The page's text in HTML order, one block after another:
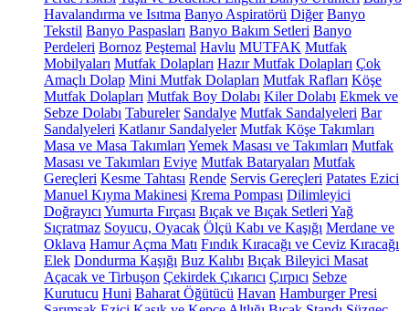
Havalandırma ve Isıtma Banyo Aspiratörü Diğer Banyo
Tekstil Banyo Paspasları Banyo Bakım Setleri Banyo
Perdeleri Bornoz Peştemal Havlu MUTFAK Mutfak
Mobilyaları Mutfak Dolapları Hazır Mutfak Dolapları Çok
Amaçlı Dolap Mini Mutfak Dolapları Mutfak Rafları Köşe
Mutfak Dolapları Mutfak Boy Dolabı Kiler Dolabı Ekmek ve
Sebze Dolabı Tabureler Sandalye Mutfak Sandalyeleri Bar
Sandalyeleri Katlanır Sandalyeler Mutfak Köşe Takımları
Masa ve Masa Takımları Yemek Masası ve Takımları Mutfak
Masası ve Takımları Eviye Mutfak Bataryaları Mutfak
Gereçleri Kesme Tahtası Rende Servis Gereçleri Patates Ezici
Manuel Kıyma Makinesi Krema Pompası Dilimleyici
Doğrayıcı Yumurta Fırçası Bıçak ve Bıçak Setleri Yağ
Sıçratmaz Soyucu, Oyacak Ölçü Kabı ve Kaşığı Merdane ve
Oklava Hamur Açma Matı Fındık Kıracağı ve Ceviz Kıracağı
Elek Dondurma Kaşığı Buz Kalıbı Bıçak Bileyici Masat
Açacak ve Tirbuşon Çekirdek Çıkarıcı Çırpıcı Sebze
Kurutucu Huni Baharat Öğütücü Havan Hamburger Presi